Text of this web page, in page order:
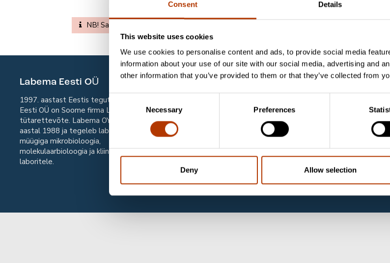
Consent Details
This website uses cookies
We use cookies to personalise content and ads, to provide social media
information about your use of our site with our social media, advertising and
other information that you’ve provided to them or that they’ve collected from
Consent
Necessary Preferences
Deny Allow selection
NB! Saate tellida tooteid veebipoes. Logige sisse lehe paremas ülanurgas.
Labema Eesti OÜ
1997. aastast Eestis tegutsev Labema
Eesti OÜ on Soome firma Labema OY
tütarettevõte. Labema OY on asutatud
aastal 1988 ja tegeleb laboritoodete
müügiga mikrobioloogia,
molekulaarbioloogia ja kliinilise keemia
laboritele.
Kontaktandmed
Mäealuse 2/1, room 263
Emaillabema@labema.ee
Kontaktandmed
Privacy Notice